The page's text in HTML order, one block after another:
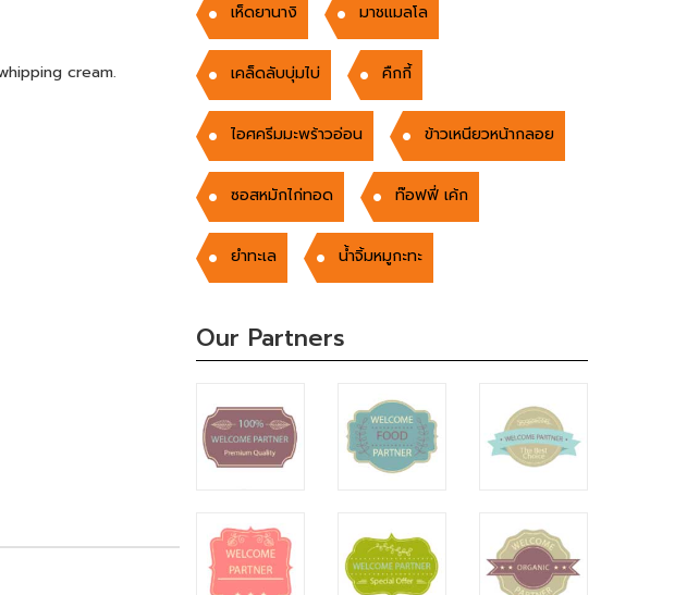
cream.
เห็ดยานางิ มาชแมลโล
เคล็ดลับบุ่มไบ่ คืกกี้
ไอศครีมมะพร้าวอ่อน ข้าวเหนียวหน้ากลอย
ซอสหมักไก่ทอด ท๊อฟฟี่ เค้ก
ยำทะเล น้ำจิ้มหมูกะทะ
Our Partners